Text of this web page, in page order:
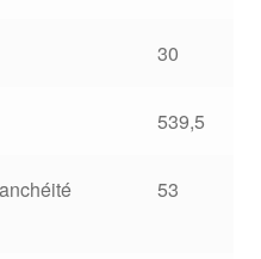
30
539,5
53